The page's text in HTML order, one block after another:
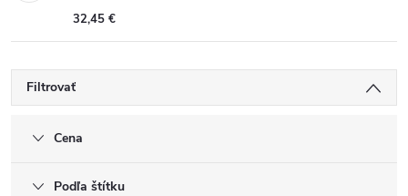
32,45 €
Filtrovať
Cena
Podľa štítku